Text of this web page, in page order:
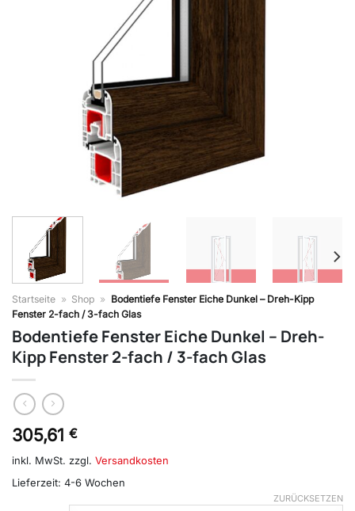
Startseite » Shop » Bodentiefe Fenster Eiche Dunkel – Dreh-Kipp
Fenster 2-fach / 3-fach Glas
Bodentiefe Fenster Eiche Dunkel – Dreh-
Kipp Fenster 2-fach / 3-fach Glas
305,61 €
inkl. MwSt. zzgl. Versandkosten
Lieferzeit: 4-6 Wochen
ZURÜCKSETZEN